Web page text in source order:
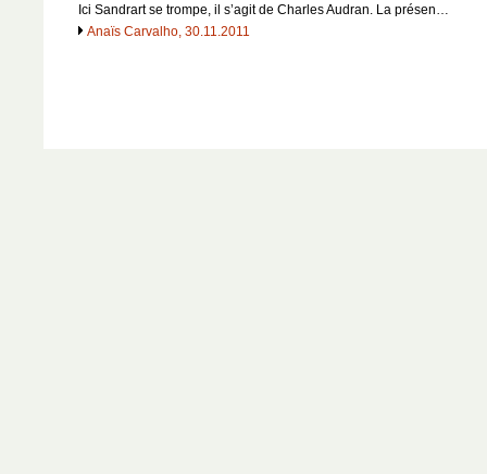
Ici Sandrart se trompe, il s’agit de Charles Audran. La présen…
Anaïs Carvalho, 30.11.2011